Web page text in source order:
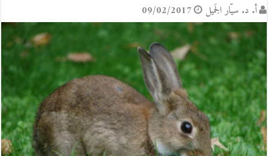
أ. د. سيّار الجَميل 09/02/2017